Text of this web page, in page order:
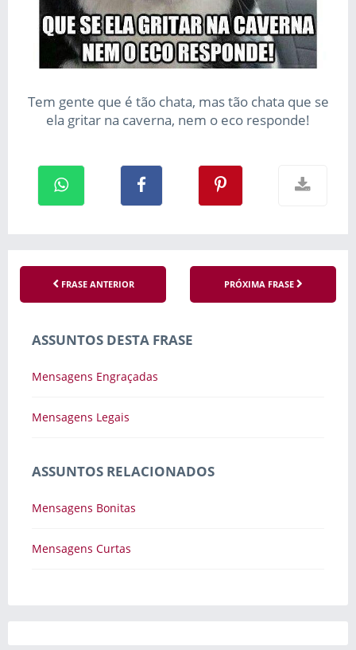
Tem gente que é tão chata, mas tão chata que se
ela gritar na caverna, nem o eco responde!
FRASE ANTERIOR PRÓXIMA FRASE
ASSUNTOS DESTA FRASE
Mensagens Engraçadas
Mensagens Legais
ASSUNTOS RELACIONADOS
Mensagens Bonitas
Mensagens Curtas